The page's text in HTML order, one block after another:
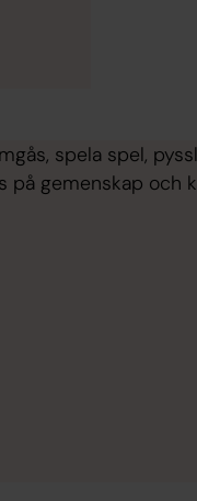
spela spel,
gemenskap och